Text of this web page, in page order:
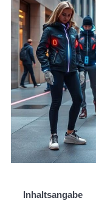
Inhaltsangabe